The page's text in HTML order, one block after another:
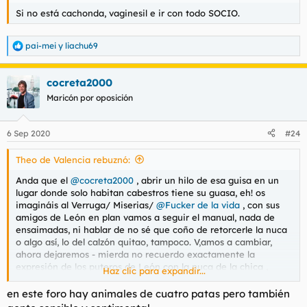
Masajes relajantes y sensuales
Nada mejor para aliviar las tensiones del día o tras acabar una
tanda de duro ejercicio que recibir un pequeño masaje. Al igual
que las caricias, puede ceñirse a una relajación para dormir
mejor, o ir degenerando a un masaje sensual hegre-art edition.
Aquí viene bien usar un aceite de masaje, o con moderación,
algún aceite esencial. Inciensos y similares no me gustan, me
Más que recomendable una música suave de fondo.
Para ver este contenido, necesitaremos su consentimiento
Para obtener información más detallada, consulte nuestra
página de cookies.
Aceptar cookies de terceros
Si no está cachonda, vaginesil e ir con todo SOCIO.
R
e
a
c
c
i
e
s
pai-mei y liachu69
cocreta2000
Maricón por oposición
6 Sep 2020 #24
Theo de Valencia rebuznó:
Anda que el @cocreta2000 , abrir un hilo de esa guisa en un
lugar donde solo habitan cabestros tiene su guasa, eh! os
imagináis al Verruga/ Miserias/ @Fucker de la vida , con sus
amigos de León en plan vamos a seguir el manual, nada de
ensaimadas, ni hablar de no sé que coño de retorcerle la nuca
o algo así, lo del calzón quitao, tampoco. V,amos a cambiar,
ahora dejaremos - mierda no recuerdo exactamente la
expresión de los puteros de León con la nuca de la chica ,
retorcerla ? romperle la nuca? - y todo eso y pasaremos a
recorrer sus cuerpos con nuestras manos exfoliantes con uña
Darkaniana.
Haz clic para expandir...
en este foro hay animales de cuatro patas pero también